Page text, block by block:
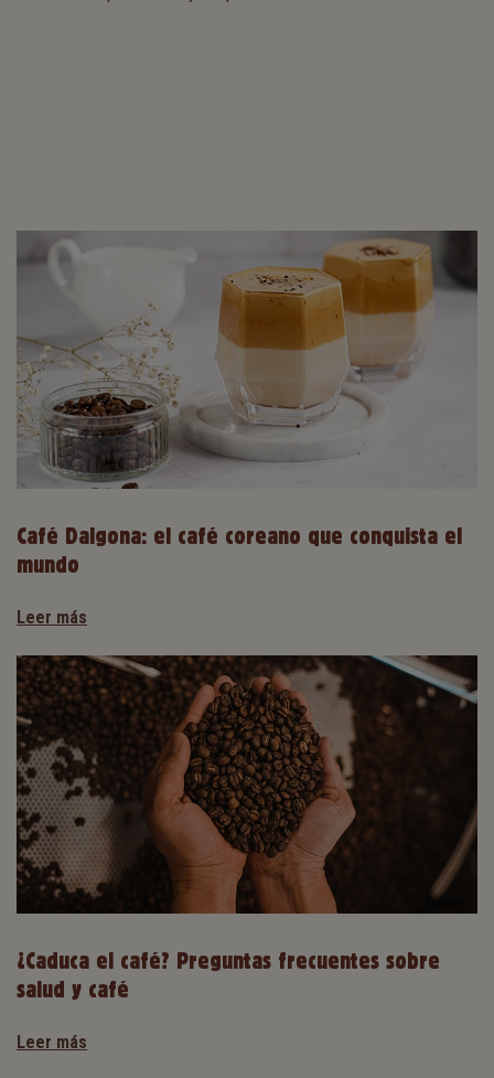
Café Dalgona: el café coreano que conquista el
mundo
Leer más
¿Caduca el café? Preguntas frecuentes sobre
salud y café
Leer más